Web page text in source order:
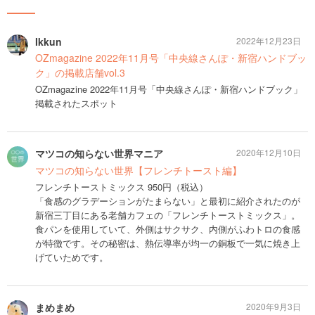
Ikkun
OZmagazine 2022年11月号「中央線さんぽ・新宿ハンドブッ
ク」の掲載店舗vol.3
OZmagazine 2022年11月号「中央線さんぽ・新宿ハンドブック」
掲載されたスポット
2022年12月23日
マツコの知らない世界マニア
マツコの知らない世界【フレンチトースト編】
フレンチトーストミックス 950円（税込）
「食感のグラデーションがたまらない」と最初に紹介されたのが
新宿三丁目にある老舗カフェの「フレンチトーストミックス」。
食パンを使用していて、外側はサクサク、内側がふわトロの食感
が特徴です。その秘密は、熱伝導率が均一の銅板で一気に焼き上
げていためです。
2020年12月10日
まめまめ
2020年9月3日